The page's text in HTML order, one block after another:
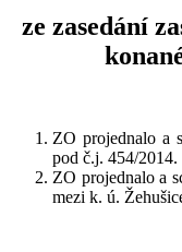
ze zasedání
ZO projednalo a
pod č.j. 454/2014.
ZO projednalo a
mezi k. ú.